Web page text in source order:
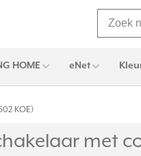
HOME eNet
KOE)
met